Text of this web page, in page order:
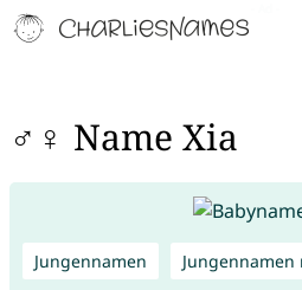
♂♀ Name Xia
Jungennamen Jungennamen